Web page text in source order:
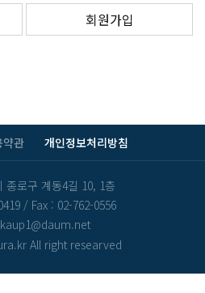
회원가입
약관 개인정보처리방침
종로구 계동4길 10, 1층
/ Fax : 02-762-0556
All right researved